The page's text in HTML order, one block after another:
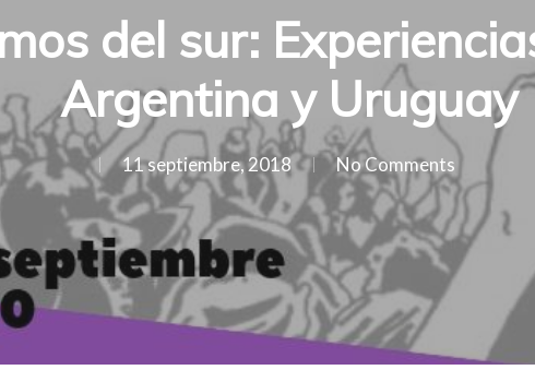
del sur:
Argentina y Uruguay
11 septiembre, 2018 No Comments